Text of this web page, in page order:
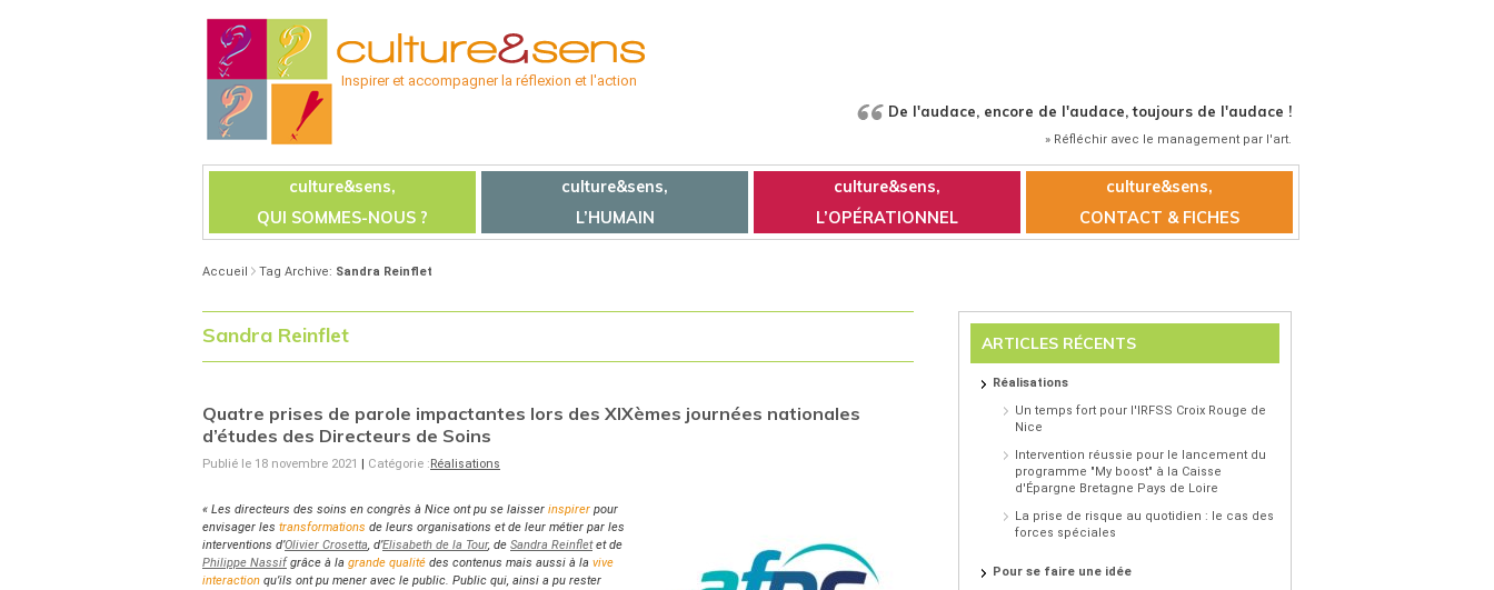
Inspirer et accompagner la réflexion et l'action
De l'audace, encore de l'audace, toujours de l'audace !
» Réfléchir avec le management par l'art.
culture&sens,
QUI SOMMES-NOUS ?
culture&sens,
L’HUMAIN
culture&sens,
L’OPÉRATIONNEL
culture&sens,
CONTACT & FICHES
Accueil Tag Archive: Sandra Reinflet
Sandra Reinflet
Quatre prises de parole impactantes lors des XIXèmes journées nationales
d’études des Directeurs de Soins
Publié le 18 novembre 2021 | Catégorie :Réalisations
« Les directeurs des soins en congrès à Nice ont pu se laisser inspirer pour
envisager les transformations de leurs organisations et de leur métier par les
interventions d’Olivier Crosetta, d’Elisabeth de la Tour, de Sandra Reinfletet de
Philippe Nassif grâce à la grande qualité des contenus mais aussi à la vive
interaction qu’ils ont pu mener avec le public. Public qui, ainsi a pu rester
ARTICLES RÉCENTS
Réalisations
Un temps fort pour l'IRFSS Croix Rouge de
Nice
Intervention réussie pour le lancement du
programme "My boost" à la Caisse
d'Épargne Bretagne Pays de Loire
La prise de risque au quotidien : le cas des
forces spéciales
Pour se faire une idée